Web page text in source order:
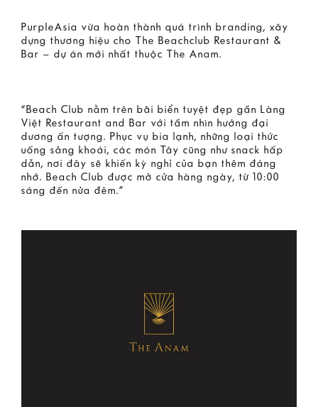
PurpleAsia vừa hoàn thành quá trình branding, xây
dựng thương hiệu cho The Beachclub Restaurant &
Bar – dự án mới nhất thuộc The Anam.
“Beach Club nằm trên bãi biển tuyệt đẹp gần Làng
Việt Restaurant and Bar với tầm nhìn hướng đại
dương ấn tượng. Phục vụ bia lạnh, những loại thức
uống sảng khoái, các món Tây cũng như snack hấp
dẫn, nơi đây sẽ khiến kỳ nghỉ của bạn thêm đáng
nhớ. Beach Club được mở cửa hàng ngày, từ 10:00
sáng đến nửa đêm.”